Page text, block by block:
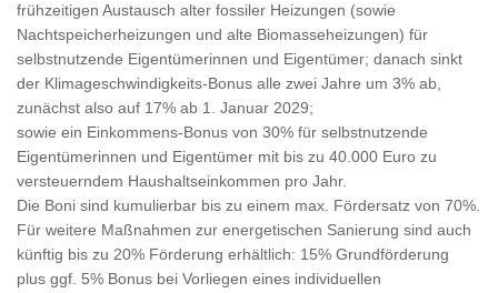
frühzeitigen Austausch alter fossiler Heizungen (sowie
Nachtspeicherheizungen und alte Biomasseheizungen) für
selbstnutzende Eigentümerinnen und Eigentümer; danach sinkt
der Klimageschwindigkeits-Bonus alle zwei Jahre um 3% ab,
zunächst also auf 17% ab 1. Januar 2029;
sowie ein Einkommens-Bonus von 30% für selbstnutzende
Eigentümerinnen und Eigentümer mit bis zu 40.000 Euro zu
versteuerndem Haushaltseinkommen pro Jahr.
Die Boni sind kumulierbar bis zu einem max. Fördersatz von 70%.
Für weitere Maßnahmen zur energetischen Sanierung sind auch
künftig bis zu 20% Förderung erhältlich: 15% Grundförderung
plus ggf. 5% Bonus bei Vorliegen eines individuellen